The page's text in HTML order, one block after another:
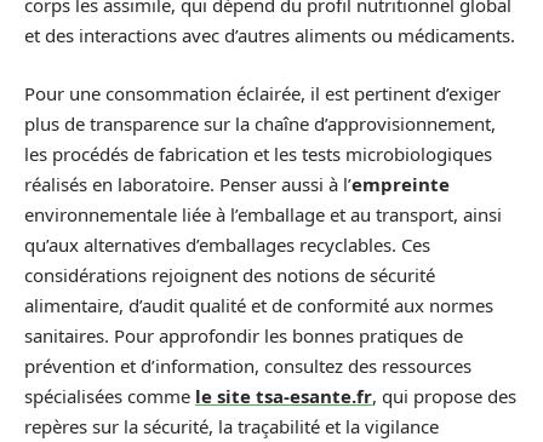
corps les assimile, qui dépend du profil nutritionnel global
et des interactions avec d’autres aliments ou médicaments.
Pour une consommation éclairée, il est pertinent d’exiger
plus de transparence sur la chaîne d’approvisionnement,
les procédés de fabrication et les tests microbiologiques
réalisés en laboratoire. Penser aussi à l’empreinte
environnementale liée à l’emballage et au transport, ainsi
qu’aux alternatives d’emballages recyclables. Ces
considérations rejoignent des notions de sécurité
alimentaire, d’audit qualité et de conformité aux normes
sanitaires. Pour approfondir les bonnes pratiques de
prévention et d’information, consultez des ressources
spécialisées comme le site tsa-esante.fr, qui propose des
repères sur la sécurité, la traçabilité et la vigilance